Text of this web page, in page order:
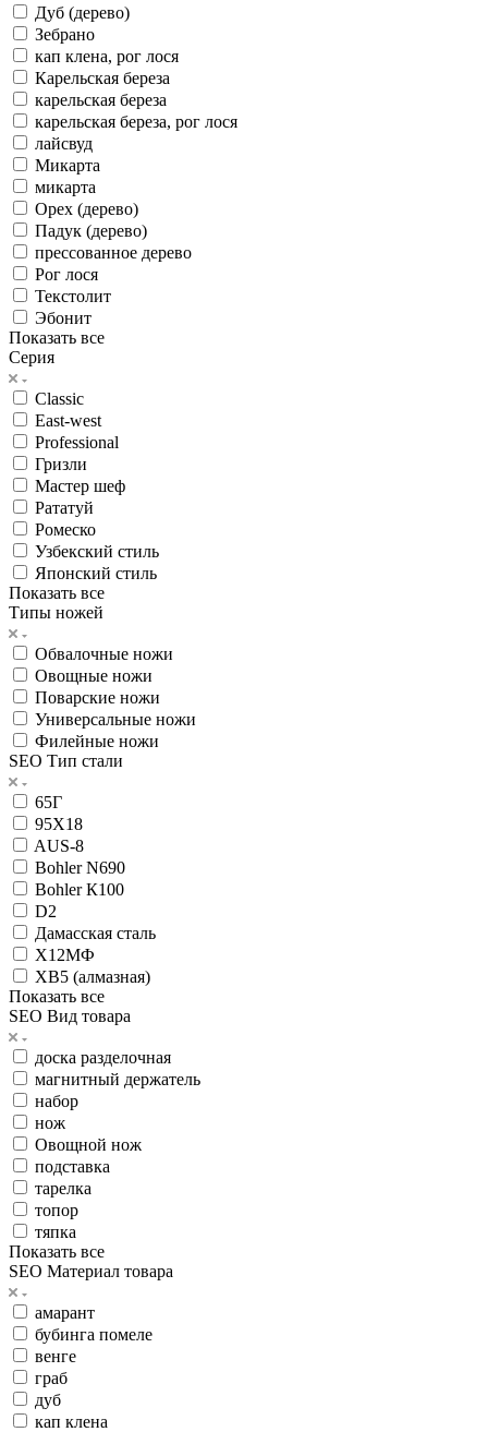
Дуб (дерево)
Зебрано
кап клена, рог лося
Карельская береза
карельская береза
карельская береза, рог лося
лайсвуд
Микарта
микарта
Орех (дерево)
Падук (дерево)
прессованное дерево
Рог лося
Текстолит
Эбонит
Показать все
Серия
Classic
East-west
Professional
Гризли
Мастер шеф
Рататуй
Ромеско
Узбекский стиль
Японский стиль
Показать все
Типы ножей
Обвалочные ножи
Овощные ножи
Поварские ножи
Универсальные ножи
Филейные ножи
SEO Тип стали
65Г
95Х18
AUS-8
Bohler N690
Bohler К100
D2
Дамасская сталь
Х12МФ
ХВ5 (алмазная)
Показать все
SEO Вид товара
доска разделочная
магнитный держатель
набор
нож
Овощной нож
подставка
тарелка
топор
тяпка
Показать все
SEO Материал товара
амарант
бубинга помеле
венге
граб
дуб
кап клена